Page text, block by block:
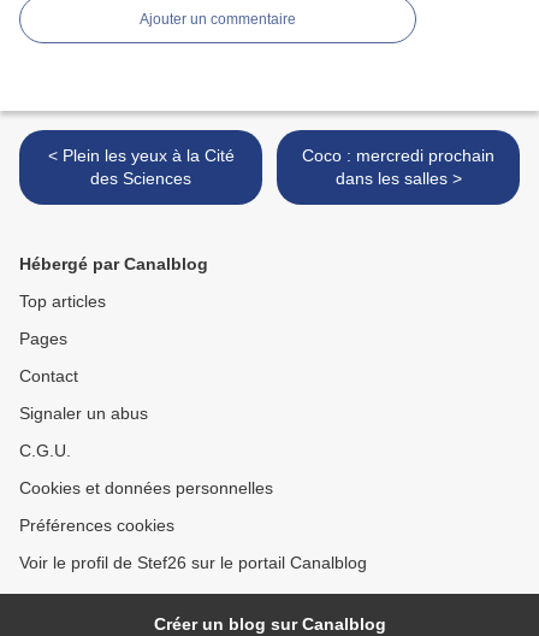
Ajouter un commentaire
< Plein les yeux à la Cité
des Sciences
Coco : mercredi prochain
dans les salles >
Hébergé par Canalblog
Top articles
Pages
Contact
Signaler un abus
C.G.U.
Cookies et données personnelles
Préférences cookies
Voir le profil de Stef26 sur le portail Canalblog
Créer un blog sur Canalblog